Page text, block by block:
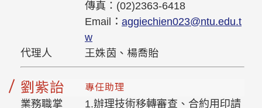
傳真：(02)2363-6418
Email： aggiechien023@ntu.edu.t
w
代理人
王姝茵、楊喬貽
劉紫詒 專任助理
業務職掌
1.辦理技術移轉審查、合約用印請